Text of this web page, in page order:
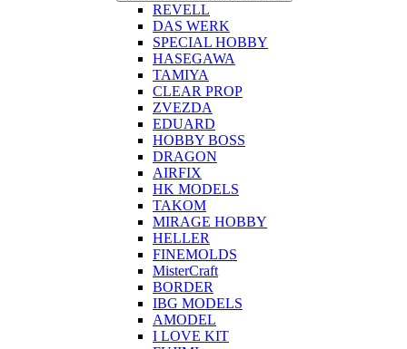
REVELL
DAS WERK
SPECIAL HOBBY
HASEGAWA
TAMIYA
CLEAR PROP
ZVEZDA
EDUARD
HOBBY BOSS
DRAGON
AIRFIX
HK MODELS
TAKOM
MIRAGE HOBBY
HELLER
FINEMOLDS
MisterCraft
BORDER
IBG MODELS
AMODEL
I LOVE KIT